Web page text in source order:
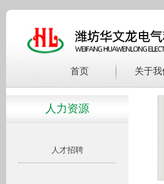
首页 关于我
人力资源
人才招聘